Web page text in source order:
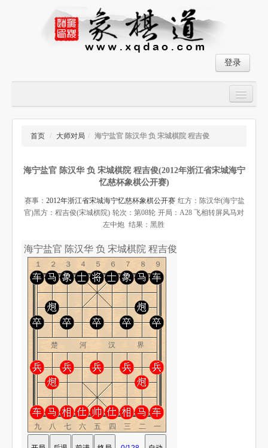
登录
大师对局
象棋棋谱
残局破解
首页 / 大师对局 / 海宁盐官 陈汉华 负 宋城棋院 程吉俊
海宁盐官 陈汉华 负 宋城棋院 程吉俊(2012年浙江省宋城海宁
忆慈杯象棋公开赛)
赛事： 2012年浙江省宋城海宁忆慈杯象棋公开赛 红方：陈汉华(海宁盐
官)黑方：程吉俊(宋城棋院) 轮次：第08轮 开局：A28 飞相转屏风马对
左中炮 结果：黑胜
海宁盐官 陈汉华 负 宋城棋院 程吉俊-象棋道
１２３４５６７８９
楚 河 汉 界
九八七六五四三二一